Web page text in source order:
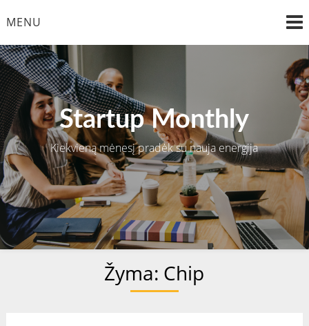
toMENU
Startup Monthly
Kiekvieną mėnesį pradėk su nauja energija
Žyma: Chip